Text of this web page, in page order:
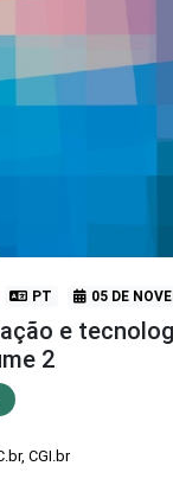
PT 05 DE
e
2
CGI.br